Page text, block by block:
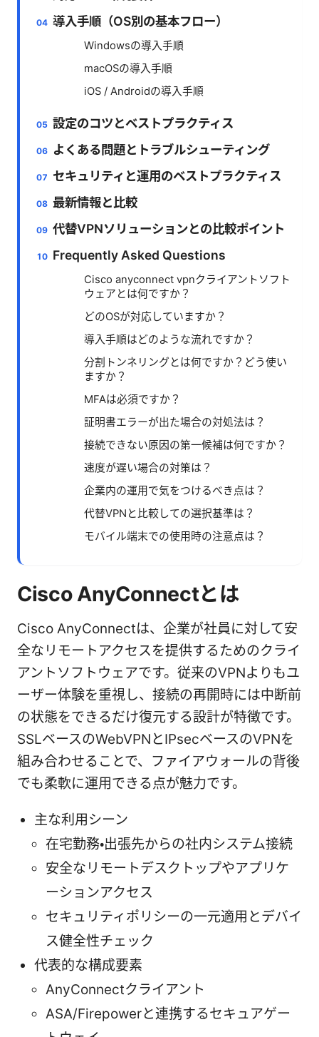
導入手順（OS別の基本フロー）
Windowsの導入手順
macOSの導入手順
iOS / Androidの導入手順
設定のコツとベストプラクティス
よくある問題とトラブルシューティング
セキュリティと運用のベストプラクティス
最新情報と比較
代替VPNソリューションとの比較ポイント
Frequently Asked Questions
Cisco anyconnect vpnクライアントソフト
ウェアとは何ですか？
どのOSが対応していますか？
導入手順はどのような流れですか？
分割トンネリングとは何ですか？どう使い
ますか？
MFAは必須ですか？
証明書エラーが出た場合の対処法は？
接続できない原因の第一候補は何ですか？
速度が遅い場合の対策は？
企業内の運用で気をつけるべき点は？
代替VPNと比較しての選択基準は？
モバイル端末での使用時の注意点は？
Cisco AnyConnectとは
Cisco AnyConnectは、企業が社員に対して安
全なリモートアクセスを提供するためのクライ
アントソフトウェアです。従来のVPNよりもユ
ーザー体験を重視し、接続の再開時には中断前
の状態をできるだけ復元する設計が特徴です。
SSLベースのWebVPNとIPsecベースのVPNを
組み合わせることで、ファイアウォールの背後
でも柔軟に運用できる点が魅力です。
主な利用シーン
在宅勤務・出張先からの社内システム接続
安全なリモートデスクトップやアプリケ
ーションアクセス
セキュリティポリシーの一元適用とデバイ
ス健全性チェック
代表的な構成要素
AnyConnectクライアント
ASA/Firepowerと連携するセキュアゲー